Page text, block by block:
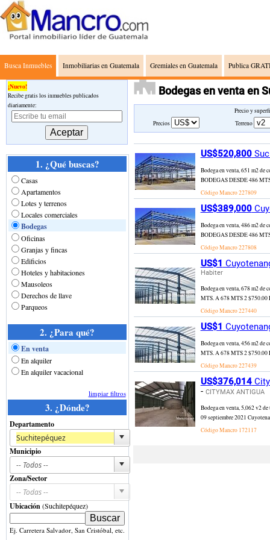
Busca Inmuebles Inmobiliarias en Guatemala Gremiales en Guatemala Publica
Bodegas en venta en
Precio y
Precios
Terreno
US$520,800
Bodega en venta, 651 m2
BODEGAS DESDE 486
Código Mancro227809
US$389,000
Bodega en venta, 486 m2
BODEGAS DESDE 486
Código Mancro227808
US$1
Habiter
Bodega en venta, 678 m2
MTS. A 678 MTS 2 $750.00
Código Mancro227440
US$1
Bodega en venta, 456 m2
MTS. A 678 MTS 2 $750.00
Código Mancro227439
US$376,014
- CITYMAX ANTIGUA
Bodega en venta, 5,062 v2
09 septiembre 2021
Código Mancro 172117
¡Nuevo!
Recibe gratis los inmuebles publicados
diariamente:
1. ¿Qué buscas?
Casas
Apartamentos
Lotes y terrenos
Locales comerciales
Bodegas
Oficinas
Granjas y fincas
Edificios
Hoteles y habitaciones
Mausoleos
Derechos de llave
Parqueos
2. ¿Para qué?
En venta
En alquiler
En alquiler vacacional
limpiar filtros
3. ¿Dónde?
Departamento
Municipio
Zona/Sector
Ubicación(Suchitepéquez)
Ej. Carretera Salvador, San Cristóbal, etc.